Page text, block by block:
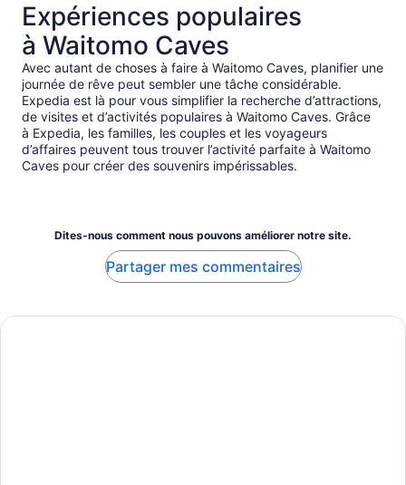
Expériences populaires
à Waitomo Caves
Avec autant de choses à faire à Waitomo Caves, planifier une
journée de rêve peut sembler une tâche considérable.
Expedia est là pour vous simplifier la recherche d’attractions,
de visites et d’activités populaires à Waitomo Caves. Grâce
à Expedia, les familles, les couples et les voyageurs
d’affaires peuvent tous trouver l’activité parfaite à Waitomo
Caves pour créer des souvenirs impérissables.
Dites-nous comment nous pouvons améliorer notre site.
Partager mes commentaires